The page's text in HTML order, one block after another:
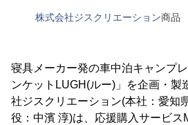
株式会社ジスクリエーション商品
寝具メーカー発の車中泊キャンプ
ンケットLUGH(ルー)」を企画・製
社ジスクリエーション(本社：愛知
役：中濱 淳)は、応援購入サービス